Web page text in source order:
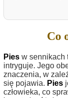
Co
Pies w sennikach
intryguje. Jego
znaczenia, w
się pojawia. Pies
człowieka, co